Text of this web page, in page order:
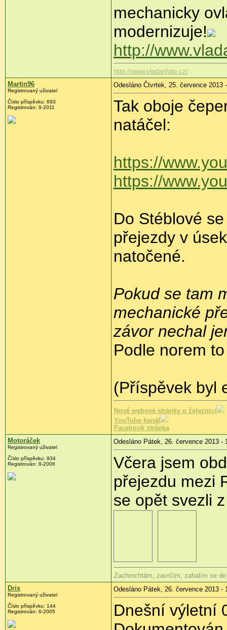
mechanicky
modernizuje!
http://
http://www.vladanfoto.cz/
Martin96
Registrovaný uživatel
Číslo příspěvku: 693
Registrován: 9-2011
Odesláno Čtvrtek, 25. července 2013
Tak oboje
natáčel:
https://
https://
Do Stéblové
přejezdy v
natočené.
Pokud se tam
mechanické
závor nechal
Podle norem
(Příspěvek byl
Nové webové stránky o železnici
YouTube kanál
Facebook stránka
Motoráček
Registrovaný uživatel
Číslo příspěvku: 934
Registrován: 8-2006
Odesláno Pátek, 26. července 2013 -
Včera jsem
přejezdu mezi
se opět svezli
Zachrochtám, zavrčím, zahalím se
Drix
Registrovaný uživatel
Číslo příspěvku: 144
Registrován: 6-2005
Odesláno Pátek, 26. července 2013 -
Dnešní výletní